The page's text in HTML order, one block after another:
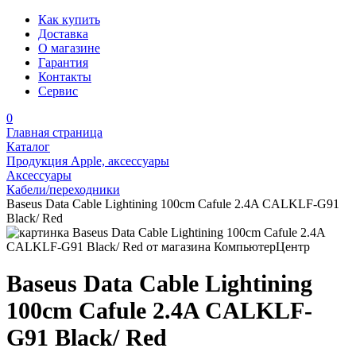
Как купить
Доставка
О магазине
Гарантия
Контакты
Сервис
0
Главная страница
Каталог
Продукция Apple, аксессуары
Аксессуары
Кабели/переходники
Baseus Data Cable Lightining 100cm Cafule 2.4A CALKLF-G91
Black/ Red
Baseus Data Cable Lightining
100cm Cafule 2.4A CALKLF-
G91 Black/ Red